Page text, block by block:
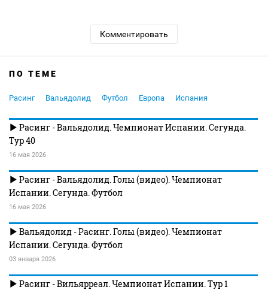
Комментировать
ПО ТЕМЕ
Расинг Вальядолид Футбол Европа Испания
Расинг - Вальядолид. Чемпионат Испании. Сегунда.
Тур 40
16 мая 2026
Расинг - Вальядолид. Голы (видео). Чемпионат
Испании. Сегунда. Футбол
16 мая 2026
Вальядолид - Расинг. Голы (видео). Чемпионат
Испании. Сегунда. Футбол
03 января 2026
Расинг - Вильярреал. Чемпионат Испании. Тур 1